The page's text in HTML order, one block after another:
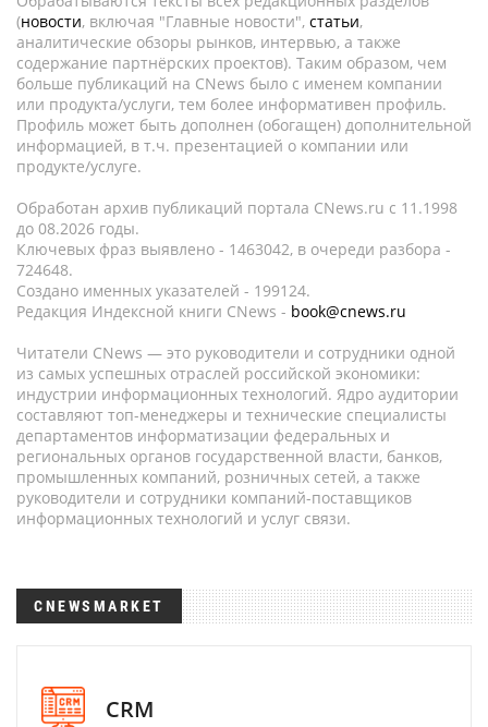
(новости, включая "Главные новости", статьи,
аналитические обзоры рынков, интервью, а также
содержание партнёрских проектов). Таким образом, чем
больше публикаций на CNews было с именем компании
или продукта/услуги, тем более информативен профиль.
Профиль может быть дополнен (обогащен) дополнительной
информацией, в т.ч. презентацией о компании или
продукте/услуге.
Обработан архив публикаций портала CNews.ru c 11.1998
до 08.2026 годы.
Ключевых фраз выявлено - 1463042, в очереди разбора -
724648.
Создано именных указателей - 199124.
Редакция Индексной книги CNews - book@cnews.ru
Читатели CNews — это руководители и сотрудники одной
из самых успешных отраслей российской экономики:
индустрии информационных технологий. Ядро аудитории
составляют топ-менеджеры и технические специалисты
департаментов информатизации федеральных и
региональных органов государственной власти, банков,
промышленных компаний, розничных сетей, а также
руководители и сотрудники компаний-поставщиков
информационных технологий и услуг связи.
CNEWSMARKET
CRM